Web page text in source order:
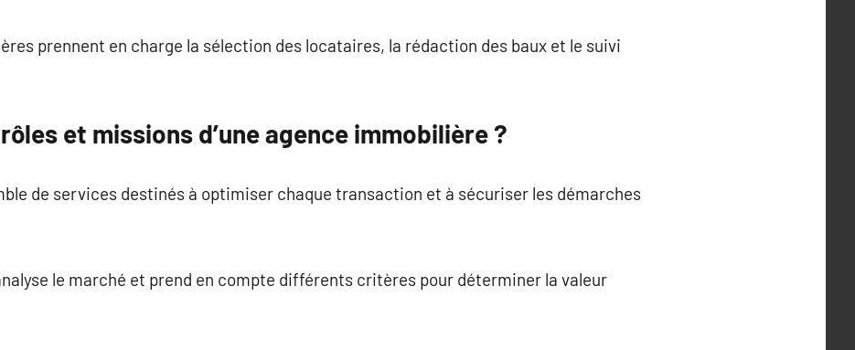
prennent en charge la sélection des locataires, la rédaction des baux et le suivi
et missions d’une agence immobilière ?
de services destinés à optimiser chaque transaction et à sécuriser les démarches
le marché et prend en compte différents critères pour déterminer la valeur